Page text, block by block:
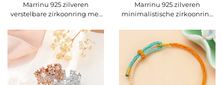
Marrinu 925 zilveren
verstelbare zirkoonring met
Marrinu 925 zilveren
minimalistische zirkoonring
(Artikelnummer: BXRAG003)